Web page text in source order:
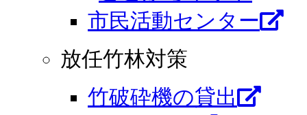
市⺠活動センター
放任竹林対策
竹破砕機の貸出